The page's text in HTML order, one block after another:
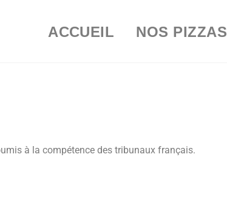
ACCUEIL NOS PIZZAS
à la compétence des tribunaux français.